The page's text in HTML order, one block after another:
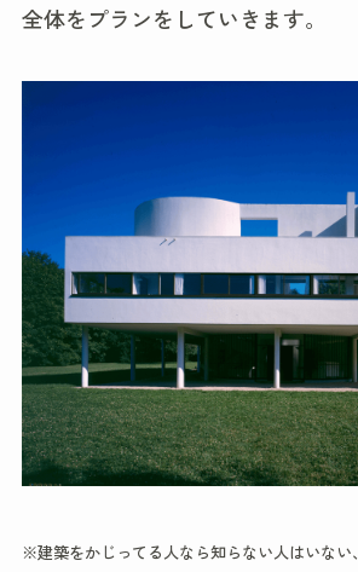
全体をプランをしていきます。
※建築をかじってる人なら知らない人はいない、